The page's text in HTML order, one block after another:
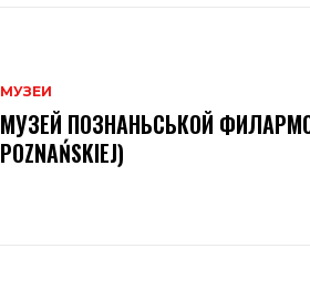
МУЗЕИ
МУЗЕЙ ПОЗНАНЬСЬКОЙ
POZNAŃSKIEJ)